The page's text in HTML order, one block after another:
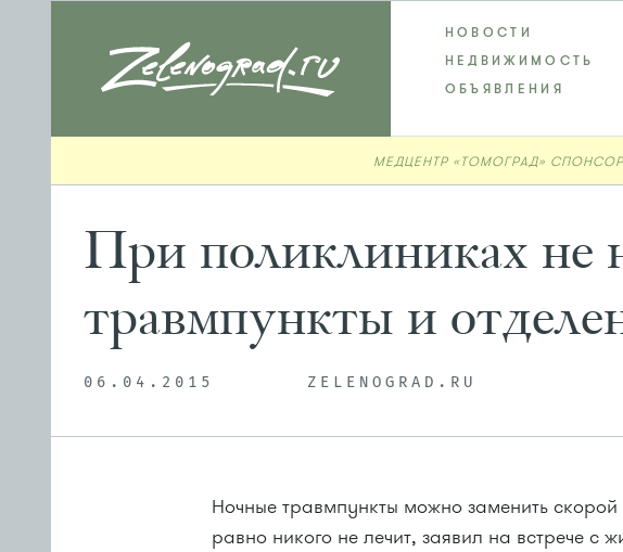
МЕДЦЕНТР «ТОМОГРАД»
НОВОСТИ
НЕДВИЖИМОСТЬ
ОБЪЯВЛЕНИЯ
При поликлиниках не
травмпункты и
06.04.2015 ZELENOGRAD.RU
Ночные травмпункты можно заменить
равно никого не лечит, заявил на встрече с